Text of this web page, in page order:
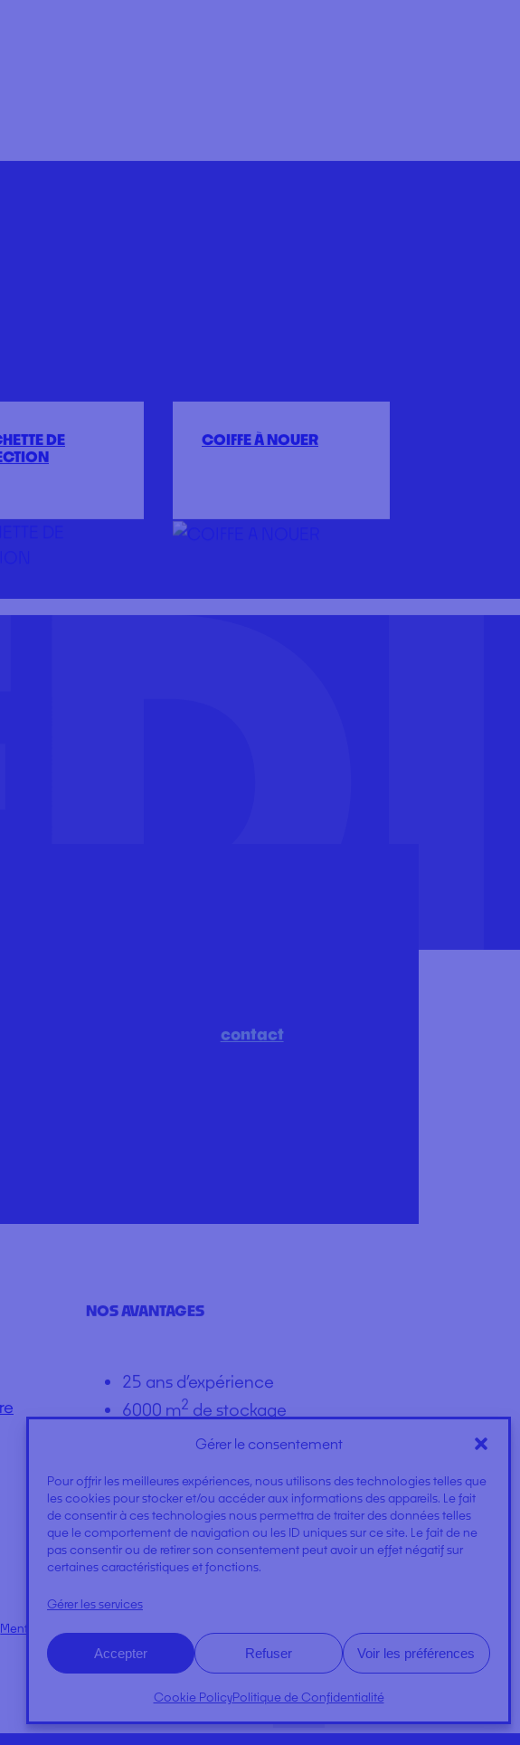
Gérer le consentement
Pour offrir les meilleures expériences, nous utilisons des technologies telles que
les cookies pour stocker et/ou accéder aux informations des appareils. Le fait
de consentir à ces technologies nous permettra de traiter des données telles
que le comportement de navigation ou les ID uniques sur ce site. Le fait de ne
pas consentir ou de retirer son consentement peut avoir un effet négatif sur
certaines caractéristiques et fonctions.
Gérer les services
Accepter Refuser Voir les préférences
Cookie PolicyPolitique de Confidentialité
DE
COIFFE À NOUER
contact
NOS AVANTAGES
25 ans d’expérience
6000 m2 de stockage
+1500 références en stock
Mentions légales